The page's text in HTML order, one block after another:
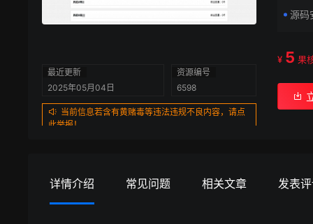
最近更新
2025年05月04日
资源编号
6598
当前信息若含有黄赌毒等违法违规不良内容，请点
此举报！
源码
¥ 5 果
详情介绍 常见问题 相关文章 发表